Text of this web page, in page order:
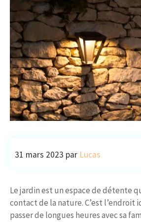
31 mars 2023 par Lucas
Le jardin est un espace de détente
contact de la nature. C’est l’endroit
passer de longues heures avec sa